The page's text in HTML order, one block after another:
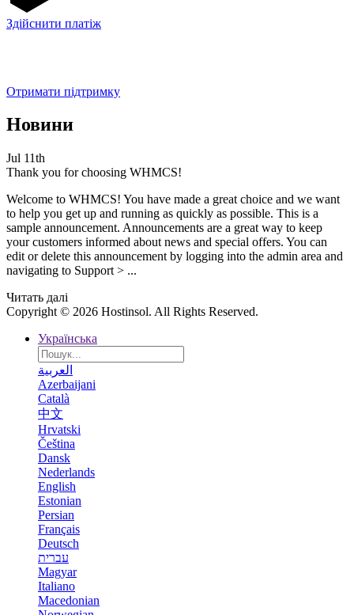
Здійснити платіж
Отримати підтримку
Новини
Jul 11th
Thank you for choosing WHMCS!
Welcome to WHMCS! You have made a great choice and we want
to help you get up and running as quickly as possible. This is a
sample announcement. Announcements are a great way to keep
your customers informed about news and special offers. You can
edit or delete this announcement by logging into the admin area and
navigating to Support > ...
Читать далі
Copyright © 2026 Hostinsol. All Rights Reserved.
Українська
العربية
Azerbaijani
Català
中文
Hrvatski
Čeština
Dansk
Nederlands
English
Estonian
Persian
Français
Deutsch
עברית
Magyar
Italiano
Macedonian